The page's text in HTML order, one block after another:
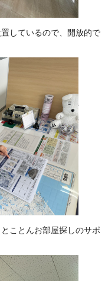
しているので、開放的で
ことんお部屋探しのサポ